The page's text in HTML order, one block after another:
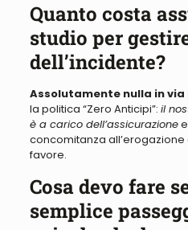
Quanto costa
studio per
dell’incidente?
Assolutamente nulla in
la politica “Zero Anticipi”: il
è a carico dell’assicurazionee
concomitanza
favore.
Cosa devo fare
semplice